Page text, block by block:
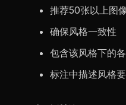
推荐50张以上图
确保风格一致性
包含该风格下的
标注中描述风格